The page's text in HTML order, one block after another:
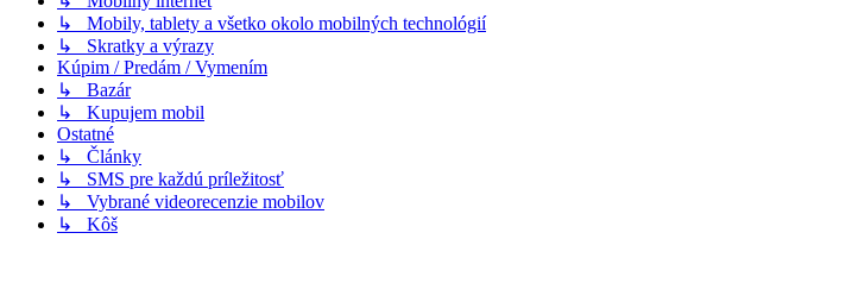
↳ Mobily, tablety a všetko okolo mobilných technológií
↳ Skratky a výrazy
Kúpim / Predám / Vymením
↳ Bazár
↳ Kupujem mobil
Ostatné
↳ Články
↳ SMS pre každú príležitosť
↳ Vybrané videorecenzie mobilov
↳ Kôš